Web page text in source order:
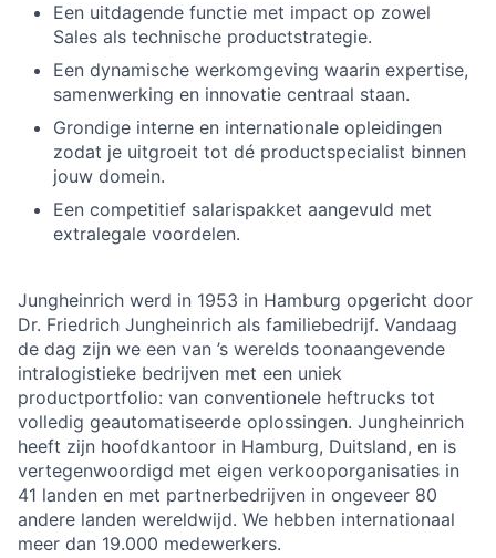
Een uitdagende functie met impact op zowel
Sales als technische productstrategie.
Een dynamische werkomgeving waarin expertise,
samenwerking en innovatie centraal staan.
Grondige interne en internationale opleidingen
zodat je uitgroeit tot dé productspecialist binnen
jouw domein.
Een competitief salarispakket aangevuld met
extralegale voordelen.
Jungheinrich werd in 1953 in Hamburg opgericht door
Dr. Friedrich Jungheinrich als familiebedrijf. Vandaag
de dag zijn we een van ’s werelds toonaangevende
intralogistieke bedrijven met een uniek
productportfolio: van conventionele heftrucks tot
volledig geautomatiseerde oplossingen. Jungheinrich
heeft zijn hoofdkantoor in Hamburg, Duitsland, en is
vertegenwoordigd met eigen verkooporganisaties in
41 landen en met partnerbedrijven in ongeveer 80
andere landen wereldwijd. We hebben internationaal
meer dan 19.000 medewerkers.